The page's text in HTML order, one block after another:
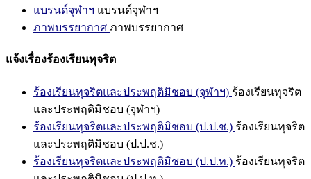
แบรนด์จุฬาฯ แบรนด์จุฬาฯ
ภาพบรรยากาศ ภาพบรรยากาศ
แจ้งเรื่องร้องเรียนทุจริต
ร้องเรียนทุจริตและประพฤติมิชอบ (จุฬาฯ) ร้องเรียนทุจริต
และประพฤติมิชอบ (จุฬาฯ)
ร้องเรียนทุจริตและประพฤติมิชอบ (ป.ป.ช.) ร้องเรียนทุจริต
และประพฤติมิชอบ (ป.ป.ช.)
ร้องเรียนทุจริตและประพฤติมิชอบ (ป.ป.ท.) ร้องเรียนทุจริต